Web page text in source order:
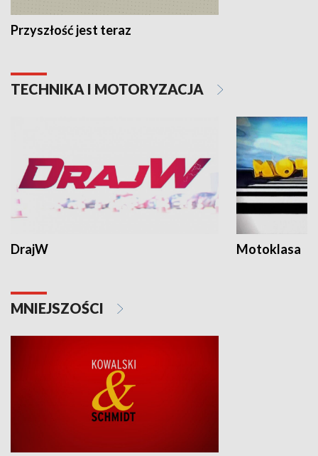
Przyszłość jest teraz
TECHNIKA I MOTORYZACJA
DrajW Motoklasa
MNIEJSZOŚCI